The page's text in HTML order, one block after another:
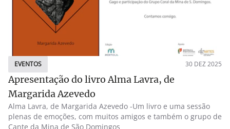
EVENTOS 30 DEZ 2025
Apresentação do livro Alma Lavra, de
Margarida Azevedo
Alma Lavra, de Margarida Azevedo -Um livro e uma sessão
plenas de emoções, com muitos amigos e também o grupo de
Cante da Mina de São Domingos